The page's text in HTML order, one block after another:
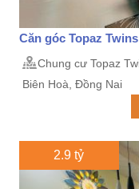
Căn góc Topaz
Chung cư Topaz
Biên Hoà, Đồng Nai
2.9 tỷ